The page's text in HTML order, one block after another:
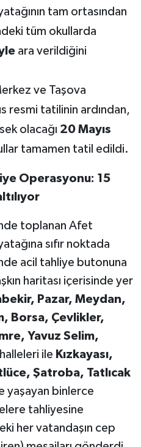
tam ortasından
tüm okullarda
ara verildiğini
ve Taşova
resmi tatilinin ardından,
olacağı 20 Mayıs
tamamen tatil edildi.
Operasyonu: 15
toplanan Afet
sıfır noktada
acil tahliye butonuna
haritası içerisinde yer
Pazar, Meydan,
Borsa, Çevlikler,
Yavuz Selim,
ile Kızkayası,
Şatroba, Tatlıcak
yaşayan binlerce
tahliyesine
her vatandaşın cep